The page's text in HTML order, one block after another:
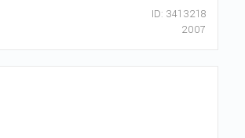
ID: 3413218
2007